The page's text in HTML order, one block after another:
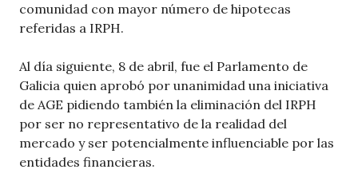
comunidad con mayor número de hipotecas
referidas a IRPH.
Al día siguiente, 8 de abril, fue el Parlamento de
Galicia quien aprobó por unanimidad una iniciativa
de AGE pidiendo también la eliminación del IRPH
por ser no representativo de la realidad del
mercado y ser potencialmente influenciable por las
entidades financieras.